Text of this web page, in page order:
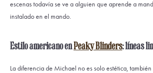
escenas todavía se ve a alguien que aprende a
instalado en el mando.
Estilo americano enPeaky Blinders: líneas
La diferencia de Michael no es solo estética,